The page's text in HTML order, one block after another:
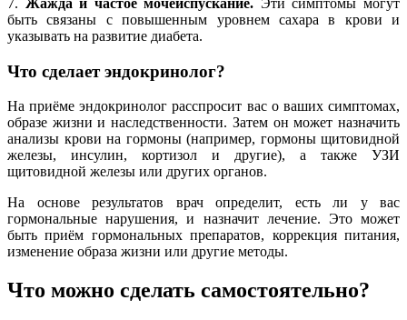
7. Жажда и частое мочеиспускание. Эти симптомы могут
быть связаны с повышенным уровнем сахара в крови и
указывать на развитие диабета.
Что сделает эндокринолог?
На приёме эндокринолог расспросит вас о ваших симптомах,
образе жизни и наследственности. Затем он может назначить
анализы крови на гормоны (например, гормоны щитовидной
железы, инсулин, кортизол и другие), а также УЗИ
щитовидной железы или других органов.
На основе результатов врач определит, есть ли у вас
гормональные нарушения, и назначит лечение. Это может
быть приём гормональных препаратов, коррекция питания,
изменение образа жизни или другие методы.
Что можно сделать самостоятельно?